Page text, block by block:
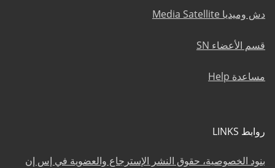
دش وميديا Media Satellite
قسم الأعضاء SN
مساعدة Help
روابط LINKS
بنود الخصوصية، حقوق النشر الإسترجاع والعضوية في إس إن